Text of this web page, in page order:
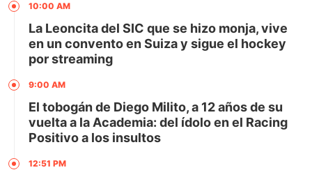
10:00 AM
La Leoncita del SIC que se hizo monja, vive
en un convento en Suiza y sigue el hockey
por streaming
9:00 AM
El tobogán de Diego Milito, a 12 años de su
vuelta a la Academia: del ídolo en el Racing
Positivo a los insultos
12:51 PM